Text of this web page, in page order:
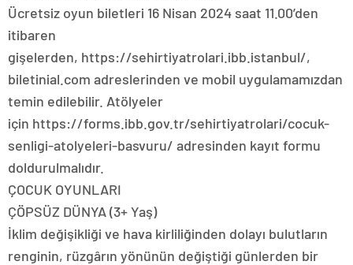
Ücretsiz oyun biletleri 16 Nisan 2024 saat 11.00’den
itibaren
gişelerden, https://sehirtiyatrolari.ibb.istanbul/,
biletinial.com adreslerinden ve mobil uygulamamızdan
temin edilebilir. Atölyeler
için https://forms.ibb.gov.tr/sehirtiyatrolari/cocuk-
senligi-atolyeleri-basvuru/ adresinden kayıt formu
doldurulmalıdır.
ÇOCUK OYUNLARI
ÇÖPSÜZ DÜNYA (3+ Yaş)
İklim değişikliği ve hava kirliliğinden dolayı bulutların
renginin, rüzgârın yönünün değiştiği günlerden bir